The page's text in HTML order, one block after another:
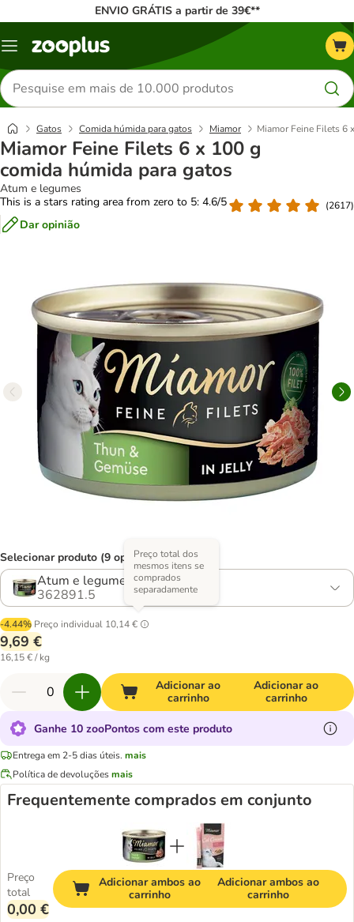
ENVIO GRÁTIS a partir de 39€**
Menu
Pesquisar
produtos
Gatos Comida húmida para gatos Miamor Miamor Feine Filets 6
Miamor Feine Filets 6 x 100 g
comida húmida para gatos
Atum e legumes
This is a stars rating area from zero to 5: 4.6/5
(2617)
Dar opinião
Selecionar produto (9 opções)
Atum e legumes
362891.5
-4.44% Preço individual 10,14 €
Preço total dos
mesmos itens se
comprados
separadamente
9,69 €
16,15 € / kg
Adicionar ao
carrinho
Adicionar ao
carrinho
Ganhe 10 zooPontos com este produto
Entrega em 2-5 dias úteis. mais
Política de devoluçõesmais
Frequentemente comprados em conjunto
Preço
total
0,00 €
Adicionar ambos ao
carrinho
Adicionar ambos ao
carrinho